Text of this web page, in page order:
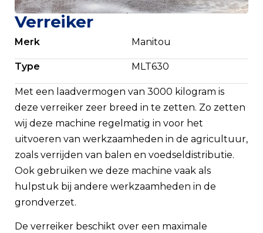
Verreiker
Merk Manitou
Type MLT630
Met een laadvermogen van 3000 kilogram is
deze verreiker zeer breed in te zetten. Zo zetten
wij deze machine regelmatig in voor het
uitvoeren van werkzaamheden in de agricultuur,
zoals verrijden van balen en voedseldistributie.
Ook gebruiken we deze machine vaak als
hulpstuk bij andere werkzaamheden in de
grondverzet.
De verreiker beschikt over een maximale